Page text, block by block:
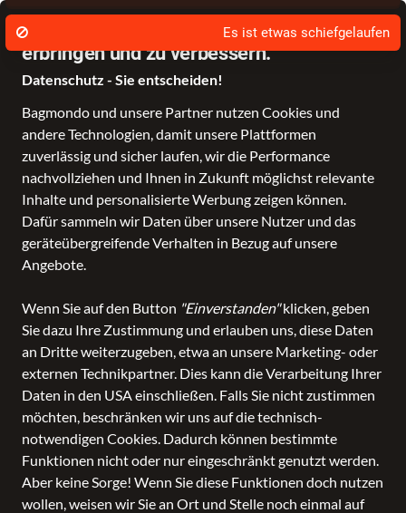
Wir nutzen Cookies um unsere Dienste zu
erbringen und zu verbessern.
Datenschutz - Sie entscheiden!
Bagmondo und unsere Partner nutzen Cookies und
andere Technologien, damit unsere Plattformen
zuverlässig und sicher laufen, wir die Performance
nachvollziehen und Ihnen in Zukunft möglichst relevante
Inhalte und personalisierte Werbung zeigen können.
Dafür sammeln wir Daten über unsere Nutzer und das
geräteübergreifende Verhalten in Bezug auf unsere
Angebote.
Wenn Sie auf den Button "Einverstanden"klicken, geben
Sie dazu Ihre Zustimmung und erlauben uns, diese Daten
an Dritte weiterzugeben, etwa an unsere Marketing- oder
externen Technikpartner. Dies kann die Verarbeitung Ihrer
Daten in den USA einschließen. Falls Sie nicht zustimmen
möchten, beschränken wir uns auf die technisch-
notwendigen Cookies. Dadurch können bestimmte
Funktionen nicht oder nur eingeschränkt genutzt werden.
Aber keine Sorge! Wenn Sie diese Funktionen doch nutzen
wollen, weisen wir Sie an Ort und Stelle noch einmal auf
Schule Reise Business Freizeit Fashion & Lifestyle
nike
Turnbeutel Brasilia Gymbag Black
Preis
19,99 € inkl. MwSt., zzgl. Versandkosten